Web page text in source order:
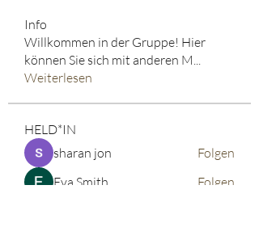
Info
Willkommen in der Gruppe! Hier
können Sie sich mit anderen M
Weiterlesen
HELD*IN
sharan jon
Folgen
Eva Smith
Folgen